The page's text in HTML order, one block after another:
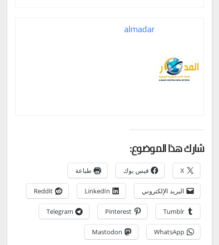
almadar
شارك هذا الموضوع:
X فيس بوك طباعة
البريد الإلكتروني LinkedIn
Reddit
Tumblr
Pinterest
Telegram
WhatsApp
Mastodon